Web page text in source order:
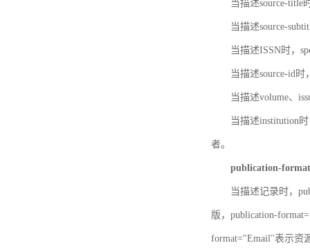
当描述source-title
当描述source-
当描述ISSN时，
当描述source-id
当描述volume、
当描述institution
者。
publication-format
当描述记录时，
版，publication-
format="Email"表示资